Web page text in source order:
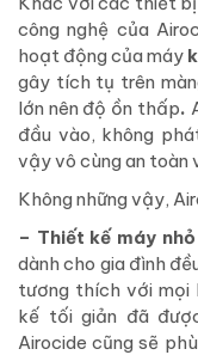
công nghệ của
hoạt động của máy
gây tích tụ trên
lớn nên độ ồn thấp.
đầu vào, không
vậy vô cùng an toàn
Không những vậy,
– Thiết kế máy
dành cho gia đình
tương thích với mọi
kế tối giản đã
Airocide cũng sẽ